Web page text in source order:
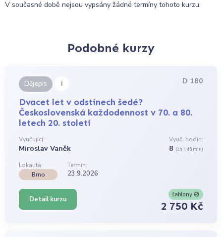
V současné době nejsou vypsány žádné termíny tohoto kurzu.
Podobné kurzy
Dějepis i D 180
Dvacet let v odstínech šedé?
Československá každodennost v 70. a 80.
letech 20. století
Vyučující:
Miroslav Vaněk
Vyuč. hodin:
8 (1h = 45 min)
Lokalita:
Termín:
Brno
23.9.2026
Detail kurzu
šablony
2 750 Kč